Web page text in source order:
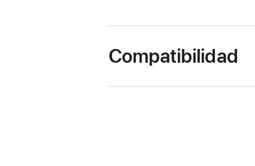
Compatibilidad